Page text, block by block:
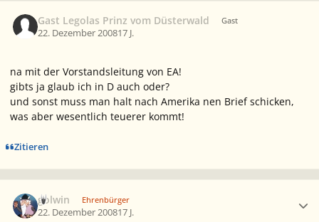
Gast Legolas Prinz vom Düsterwald Gast
22. Dezember 200817 J.
na mit der Vorstandsleitung von EA!
gibts ja glaub ich in D auch oder?
und sonst muss man halt nach Amerika nen Brief schicken,
was aber wesentlich teuerer kommt!
Zitieren
golwin Ehrenbürger
22. Dezember 200817 J.